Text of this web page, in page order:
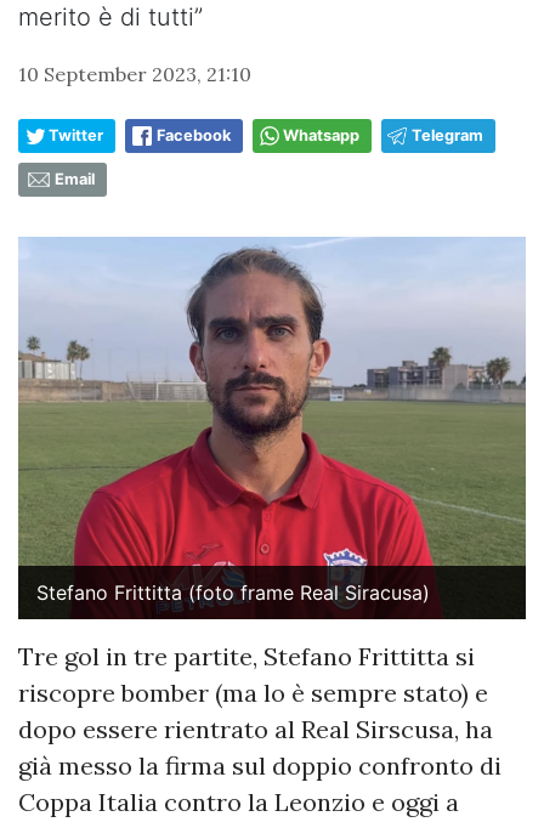
merito è di tutti”
10 September 2023, 21:10
Twitter Facebook Whatsapp Telegram
Email
Stefano Frittitta (foto frame Real Siracusa)
Tre gol in tre partite, Stefano Frittitta si
riscopre bomber (ma lo è sempre stato) e
dopo essere rientrato al Real Sirscusa, ha
già messo la firma sul doppio confronto di
Coppa Italia contro la Leonzio e oggi a